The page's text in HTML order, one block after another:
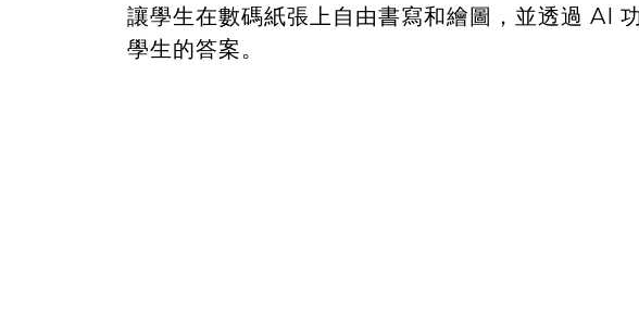
讓學生在數碼紙張上自由書寫和繪圖，並透過 AI
學生的答案。